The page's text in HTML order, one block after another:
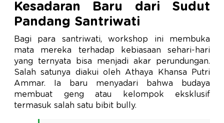
Kesadaran Baru dari Sudut
Pandang Santriwati
Bagi para santriwati, workshop ini membuka
mata mereka terhadap kebiasaan sehari-hari
yang ternyata bisa menjadi akar perundungan.
Salah satunya diakui oleh Athaya Khansa Putri
Ammar. Ia baru menyadari bahwa budaya
membuat geng atau kelompok eksklusif
termasuk salah satu bibit bully.